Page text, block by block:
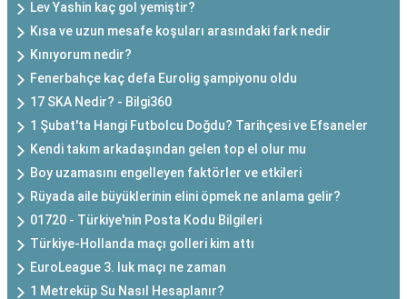
Lev Yashin kaç gol yemiştir?
Kısa ve uzun mesafe koşuları arasındaki fark nedir
Kınıyorum nedir?
Fenerbahçe kaç defa Eurolig şampiyonu oldu
17 SKA Nedir? - Bilgi360
1 Şubat'ta Hangi Futbolcu Doğdu? Tarihçesi ve Efsaneler
Kendi takım arkadaşından gelen top el olur mu
Boy uzamasını engelleyen faktörler ve etkileri
Rüyada aile büyüklerinin elini öpmek ne anlama gelir?
01720 - Türkiye'nin Posta Kodu Bilgileri
Türkiye-Hollanda maçı golleri kim attı
EuroLeague 3. luk maçı ne zaman
1 Metreküp Su Nasıl Hesaplanır?